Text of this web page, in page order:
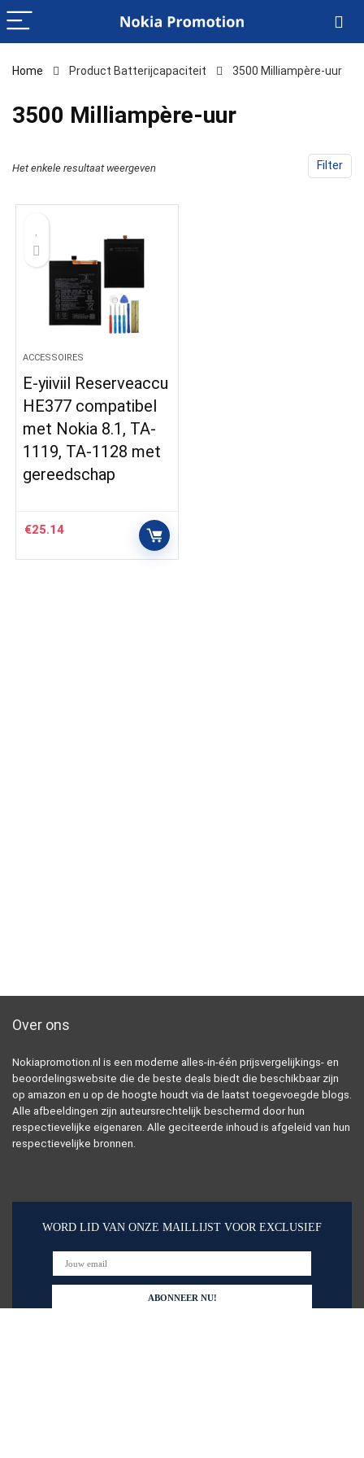
Home Product Batterijcapaciteit ‎3500 Milliampère-uur
‎3500 Milliampère-uur
Filter
Het enkele resultaat weergeven
ACCESSOIRES
E-yiiviil Reserveaccu
HE377 compatibel
met Nokia 8.1, TA-
1119, TA-1128 met
gereedschap
€25.14
Over ons
Nokiapromotion.nl is een moderne alles-in-één prijsvergelijkings- en
beoordelingswebsite die de beste deals biedt die beschikbaar zijn
op amazon en u op de hoogte houdt via de laatst toegevoegde blogs.
Alle afbeeldingen zijn auteursrechtelijk beschermd door hun
respectievelijke eigenaren. Alle geciteerde inhoud is afgeleid van hun
respectievelijke bronnen.
WORD LID VAN ONZE MAILLIJST VOOR EXCLUSIEF